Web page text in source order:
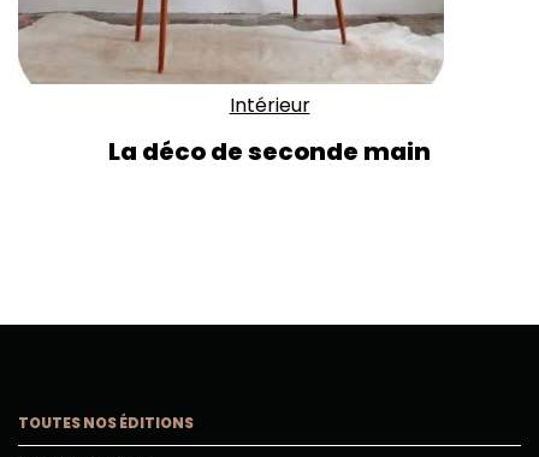
Intérieur
La déco de seconde main
TOUTES NOS ÉDITIONS